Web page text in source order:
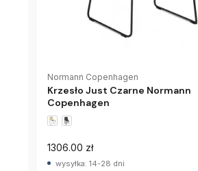
Normann Copenhagen
Krzesło Just Czarne Normann
Copenhagen
1306.00 zł
wysyłka: 14-28 dni